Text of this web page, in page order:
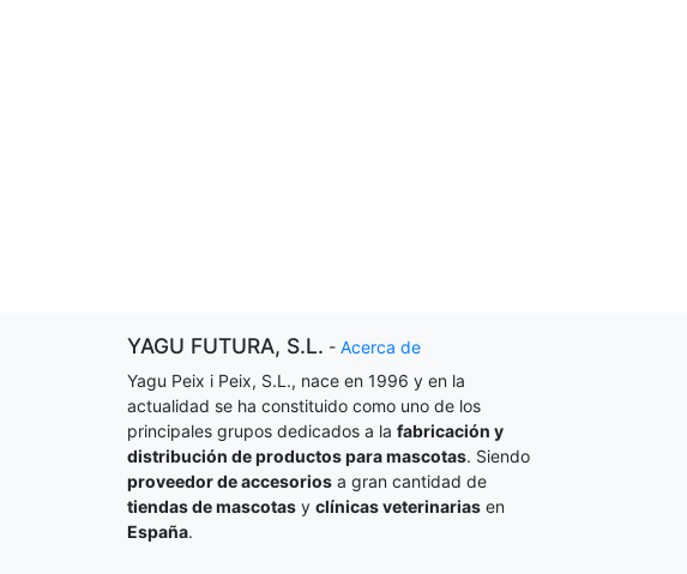
YAGU FUTURA, S.L. - Acerca de
Yagu Peix i Peix, S.L., nace en 1996 y en la
actualidad se ha constituido como uno de los
principales grupos dedicados a la fabricación y
distribución de productos para mascotas. Siendo
proveedor de accesorios a gran cantidad de
tiendas de mascotas y clínicas veterinarias en
España.